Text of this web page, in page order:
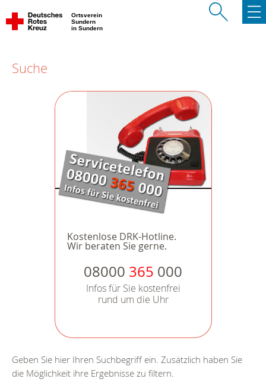
Ortsverein
Sundern
in Sundern
Suche
Kostenlose DRK-Hotline.
Wir beraten Sie gerne.
08000 365 000
Infos für Sie kostenfrei
rund um die Uhr
Geben Sie hier Ihren Suchbegriff ein. Zusätzlich haben Sie
die Möglichkeit ihre Ergebnisse zu filtern.